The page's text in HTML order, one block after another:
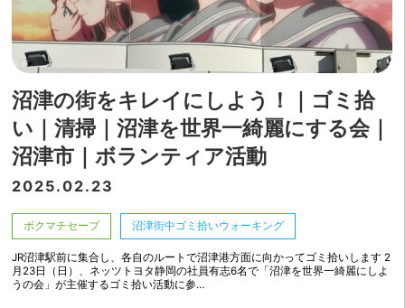
沼津の街をキレイにしよう！｜ゴミ拾
い｜清掃｜沼津を世界一綺麗にする会｜
沼津市｜ボランティア活動
2025.02.23
ボクマチセーブ 沼津街中ゴミ拾いウォーキング
JR沼津駅前に集合し、各自のルートで沼津港方面に向かってゴミ拾いします 2
月23日（日）、ネッツトヨタ静岡の社員有志6名で「沼津を世界一綺麗にしよ
うの会」が主催するゴミ拾い活動に参…